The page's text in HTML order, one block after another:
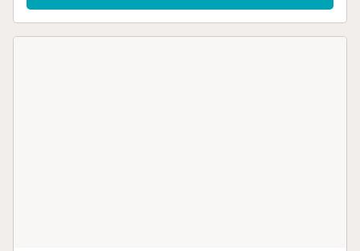
salón comedor , todo en un recinto cerrado. Dispone de un